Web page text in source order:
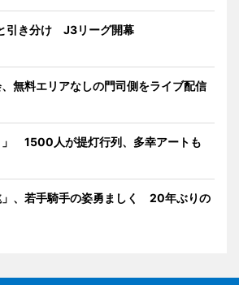
引き分け J3リーグ開幕
無料エリアなしの門司側をライブ配信
」 1500人が提灯行列、多幸アートも
」、若手騎手の姿勇ましく 20年ぶりの